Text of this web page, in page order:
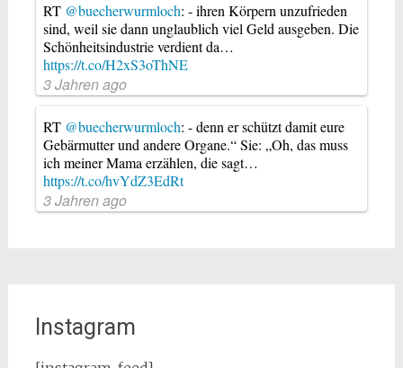
RT @buecherwurmloch: - ihren Körpern unzufrieden
sind, weil sie dann unglaublich viel Geld ausgeben. Die
Schönheitsindustrie verdient da…
https://t.co/H2xS3oThNE
3 Jahren ago
RT @buecherwurmloch: - denn er schützt damit eure
Gebärmutter und andere Organe.“ Sie: „Oh, das muss
ich meiner Mama erzählen, die sagt…
https://t.co/hvYdZ3EdRt
3 Jahren ago
Instagram